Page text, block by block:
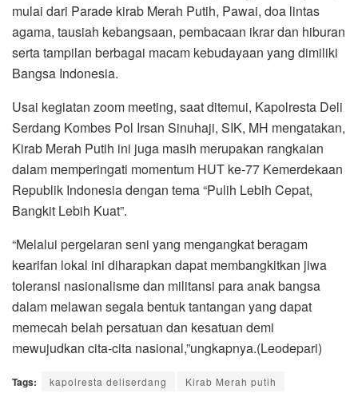
mulai dari Parade kirab Merah Putih, Pawai, doa lintas
agama, tausiah kebangsaan, pembacaan ikrar dan hiburan
serta tampilan berbagai macam kebudayaan yang dimiliki
Bangsa Indonesia.
Usai kegiatan zoom meeting, saat ditemui, Kapolresta Deli
Serdang Kombes Pol Irsan Sinuhaji, SIK, MH mengatakan,
Kirab Merah Putih ini juga masih merupakan rangkaian
dalam memperingati momentum HUT ke-77 Kemerdekaan
Republik Indonesia dengan tema “Pulih Lebih Cepat,
Bangkit Lebih Kuat”.
“Melalui pergelaran seni yang mengangkat beragam
kearifan lokal ini diharapkan dapat membangkitkan jiwa
toleransi nasionalisme dan militansi para anak bangsa
dalam melawan segala bentuk tantangan yang dapat
memecah belah persatuan dan kesatuan demi
mewujudkan cita-cita nasional,”ungkapnya.(Leodepari)
Tags: kapolresta deliserdang Kirab Merah putih